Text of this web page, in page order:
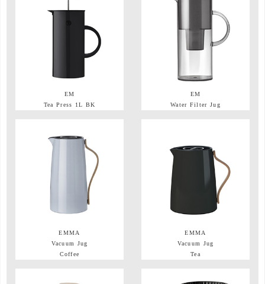
EM
Tea Press 1L BK
EM
Water Filter Jug
EMMA
Vacuum Jug
Coffee
EMMA
Vacuum Jug
Tea